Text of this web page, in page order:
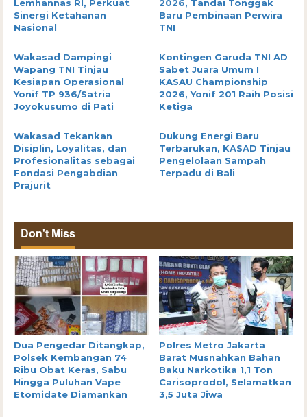
Lemhannas RI, Perkuat
Sinergi Ketahanan
Nasional
2026, Tandai Tonggak
Baru Pembinaan Perwira
TNI
Wakasad Dampingi
Wapang TNI Tinjau
Kesiapan Operasional
Yonif TP 936/Satria
Joyokusumo di Pati
Kontingen Garuda TNI AD
Sabet Juara Umum I
KASAU Championship
2026, Yonif 201 Raih Posisi
Ketiga
Wakasad Tekankan
Disiplin, Loyalitas, dan
Profesionalitas sebagai
Fondasi Pengabdian
Prajurit
Dukung Energi Baru
Terbarukan, KASAD Tinjau
Pengelolaan Sampah
Terpadu di Bali
Don't Miss
Dua Pengedar Ditangkap,
Polsek Kembangan 74
Ribu Obat Keras, Sabu
Hingga Puluhan Vape
Etomidate Diamankan
Polres Metro Jakarta
Barat Musnahkan Bahan
Baku Narkotika 1,1 Ton
Carisoprodol, Selamatkan
3,5 Juta Jiwa